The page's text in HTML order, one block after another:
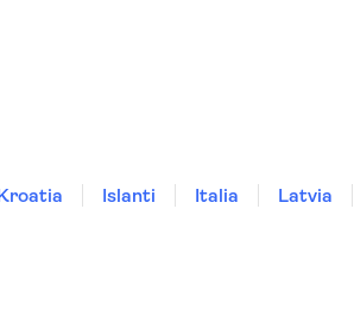
Islanti Italia Latvia